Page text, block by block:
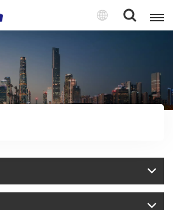
English
Русский
中文
Español